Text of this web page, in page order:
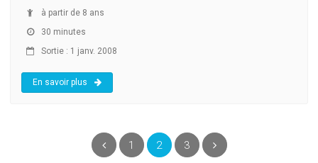
à partir de 8 ans
30 minutes
Sortie : 1 janv. 2008
En savoir plus
Précédent
1 2(current)
3 Suivant